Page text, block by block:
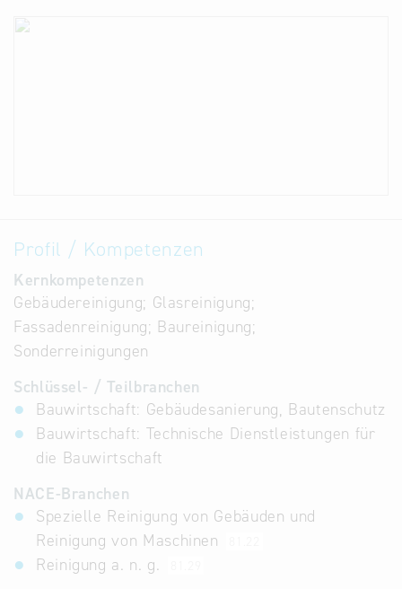
Profil / Kompetenzen
Kernkompetenzen
Gebäudereinigung; Glasreinigung;
Fassadenreinigung; Baureinigung;
Sonderreinigungen
Schlüssel- / Teilbranchen
Bauwirtschaft: Gebäudesanierung, Bautenschutz
Bauwirtschaft: Technische Dienstleistungen für
die Bauwirtschaft
NACE-Branchen
Spezielle Reinigung von Gebäuden und
Reinigung von Maschinen
Reinigung a. n. g.